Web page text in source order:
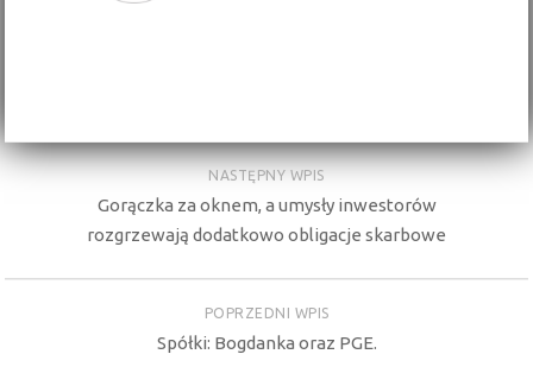
NASTĘPNY WPIS
Gorączka za oknem, a umysły inwestorów
rozgrzewają dodatkowo obligacje skarbowe
POPRZEDNI WPIS
Spółki: Bogdanka oraz PGE.